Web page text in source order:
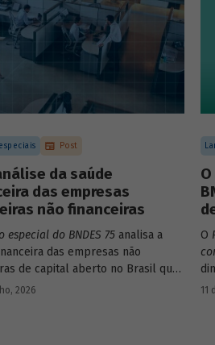
Post
da saúde
das empresas
não financeiras
especial do BNDES 75 analisa a
das empresas não
de capital aberto no Brasil que
negociação em bolsa de
2026
O
11